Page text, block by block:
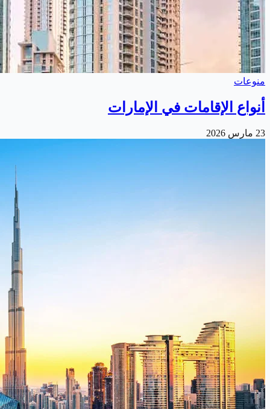
منوعات
أنواع الإقامات في الإمارات
23 مارس 2026